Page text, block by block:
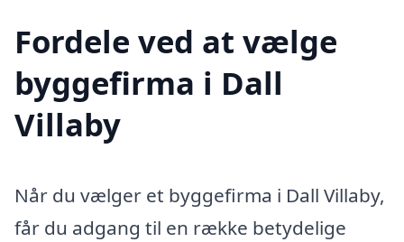
Fordele ved at vælge
byggefirma i Dall
Villaby
Når du vælger et byggefirma i Dall Villaby,
får du adgang til en række betydelige